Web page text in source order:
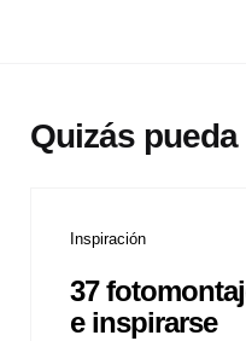
Quizás
Inspiración
37
e inspirarse